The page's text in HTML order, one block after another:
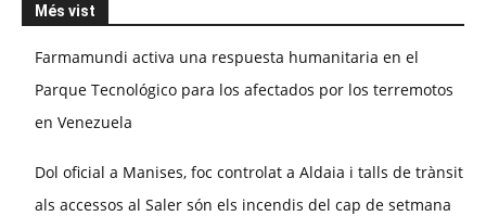
Més vist
Farmamundi activa una respuesta humanitaria en el
Parque Tecnológico para los afectados por los terremotos
en Venezuela
Dol oficial a Manises, foc controlat a Aldaia i talls de trànsit
als accessos al Saler són els incendis del cap de setmana